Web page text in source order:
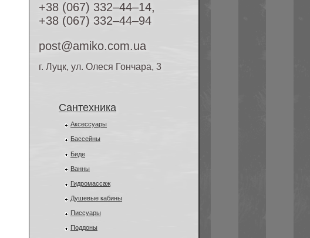
+38 (067) 332–44–14,
+38 (067) 332–44–94
post@amiko.com.ua
г. Луцк, ул. Олеся Гончара, 3
Сантехника
Аксессуары
Бассейны
Биде
Ванны
Гидромассаж
Душевые кабины
Писсуары
Поддоны